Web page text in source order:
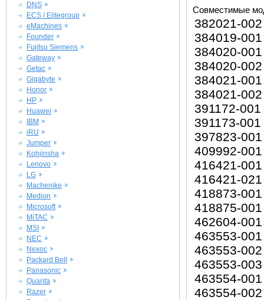
DNS
ECS / Elitegroup
eMachines
Founder
Fujitsu Siemens
Gateway
Getac
Gigabyte
Honor
HP
Huawei
IBM
iRU
Jumper
Kohjinsha
Lenovo
LG
Machenike
Medion
Microsoft
MiTAC
MSI
NEC
Nexoc
Packard Bell
Panasonic
Quanta
Razer
Совместимые
382021-002
384019-001
384020-001
384020-002
384021-001
384021-002
391172-001
391173-001
397823-001
409992-001
416421-001
416421-021
418873-001
418875-001
462604-001
463553-001
463553-002
463553-003
463554-001
463554-002